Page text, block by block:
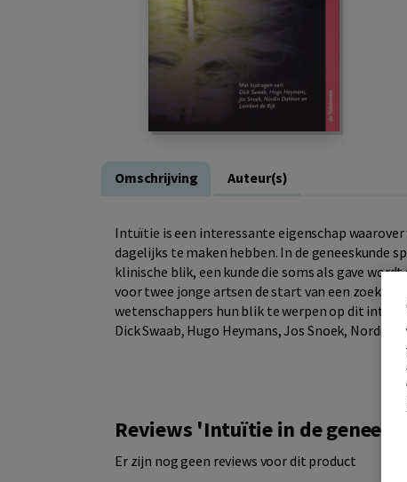
Omschrijving Auteur(s)
Intuïtie is een interessante eigenschap
dagelijks te maken hebben. In de geneeskunde
klinische blik, een kunde die soms als gave
voor twee jonge artsen de start van een
wetenschappers hun blik te werpen op dit
Dick Swaab, Hugo Heymans, Jos Snoek, Nordin
Reviews 'Intuïtie in de
Er zijn nog geen reviews voor dit product